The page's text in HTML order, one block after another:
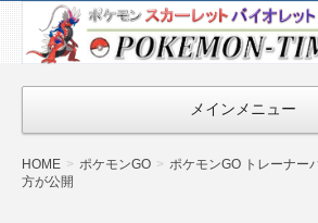
ポケモン最新
情報まとめ
『POKEMON-
TIMES』
メインメニュー
HOME ポケモンGO
ポケモンGO トレーナー
方が公開